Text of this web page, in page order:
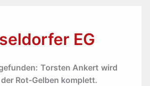
EG
Torsten Ankert wird
Rot-Gelben komplett.